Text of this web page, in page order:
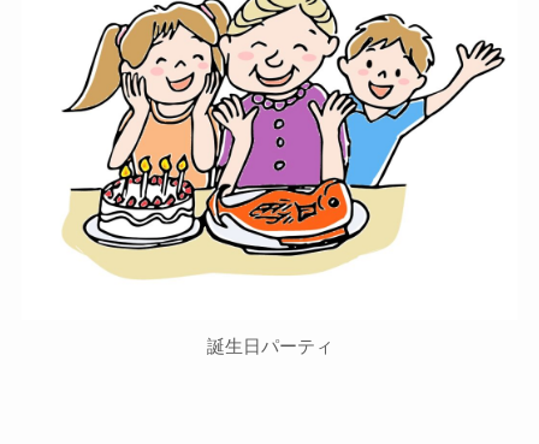
誕生日パーティ